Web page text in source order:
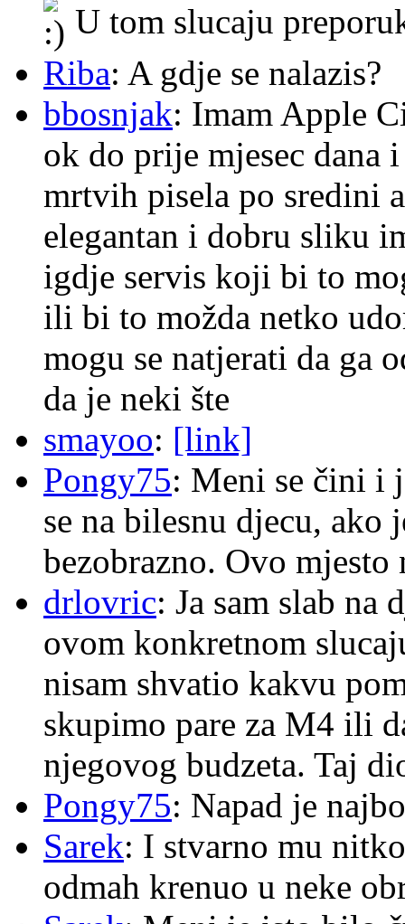
U tom slucaju
Riba: A gdje se nalazis?
bbosnjak: Imam Apple
ok do prije mjesec dana
mrtvih pisela po sredini
elegantan i dobru sliku
igdje servis koji bi to
ili bi to možda netko
mogu se natjerati da ga
da je neki šte
smayoo: [link]
Pongy75: Meni se čini i
se na bilesnu djecu, ako
bezobrazno. Ovo
drlovric: Ja sam slab na
ovom konkretnom
nisam shvatio kakvu
skupimo pare za M4 ili
njegovog budzeta. Taj
Pongy75: Napad je
Sarek: I stvarno mu
odmah krenuo u neke